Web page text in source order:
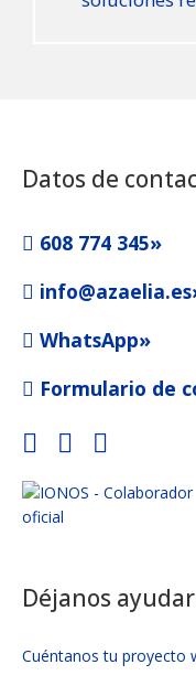
Déjanos
Cuéntanos tu proyecto
Datos de
608 774 345»
WhatsApp»
Formulario de